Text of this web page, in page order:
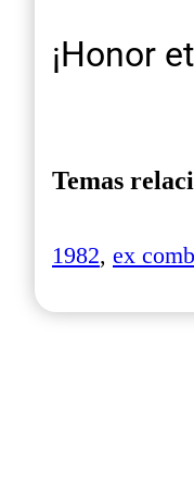
¡Honor
Temas
1982, ex